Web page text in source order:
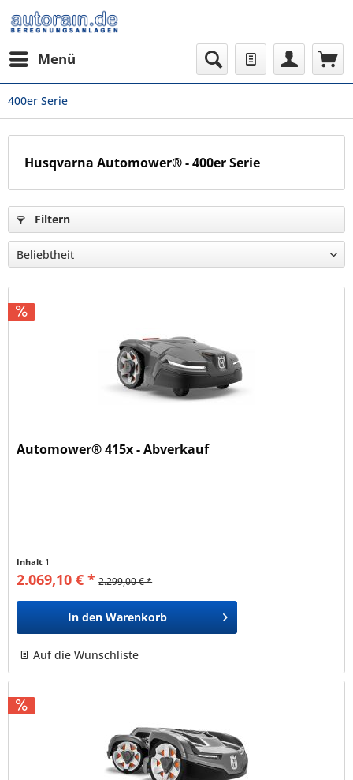
Menü
400er Serie
Husqvarna Automower® - 400er Serie
Filtern
Automower® 415x - Abverkauf
Inhalt 1
2.069,10 € * 2.299,00 € *
In den Warenkorb
Auf die Wunschliste